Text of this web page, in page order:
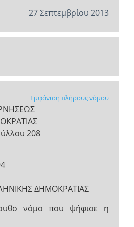
27 Σεπτεμβρίου 2013
Εμφάνιση πλήρους νόμου
208
ΔΗΜΟΚΡΑΤΙΑΣ
νόμο που ψήφισε η